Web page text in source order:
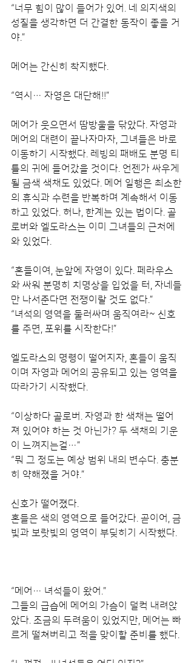
“너무 힘이 많이 들어가 있어. 네 의지색의
성질을 생각하면 더 간결한 동작이 좋을 거
야.”
메어는 간신히 착지했다.
“역시… 자영은 대단해!!”
메어가 웃으면서 땀방울을 닦았다. 자영과
메어의 대련이 끝나자마자, 그녀들은 바로
이동하기 시작했다. 레빙의 패배도 분명 티
틀의 귀에 들어갔을 것이다. 언젠가 싸우게
될 금색 색채도 있었다. 메어 일행은 최소한
의 휴식과 수련을 반복하며 계속해서 이동
하고 있었다. 허나, 한계는 있는 법이다. 골
로버와 엘도라스는 이미 그녀들의 근처에
와 있었다.
“혼들이여, 눈앞에 자영이 있다. 페라우스
와 싸워 분명히 치명상을 입었을 터, 자네들
만 나서준다면 전쟁이랄 것도 없다.”
“녀석의 영역을 둘러싸며 움직여라~ 신호
를 주면, 포위를 시작한다!”
엘도라스의 명령이 떨어지자, 혼들이 움직
이며 자영과 메어의 공유되고 있는 영역을
따라가기 시작했다.
“이상하다 골로버. 자영과 한 색채는 떨어
져 있어야 하는 것 아닌가? 두 색채의 기운
이 느껴지는걸…”
“뭐 그 정도는 예상 범위 내의 변수다. 충분
히 약해졌을 거야.”
신호가 떨어졌다.
혼들은 색의 영역으로 들어갔다. 곧이어, 금
빛과 보랏빛의 영역이 부딪히기 시작했다.
“메어… 녀석들이 왔어.”
그들의 급습에 메어의 가슴이 덜컥 내려앉
았다. 조금의 두려움이 있었지만, 메어는 빠
르게 떨쳐버리고 적을 맞이할 준비를 했다.